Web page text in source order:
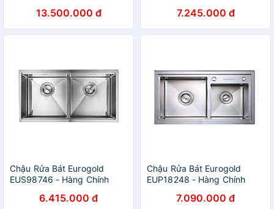
13.500.000 đ 7.245.000 đ
Chậu Rửa Bát Eurogold
EUS98746 - Hàng Chính
6.415.000 đ
Chậu Rửa Bát Eurogold
EUP18248 - Hàng Chính
7.090.000 đ